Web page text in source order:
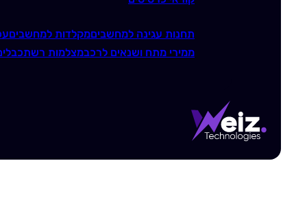
תחנות עגינה למחשביםמקלדות למחשבים
ממירי מתח ושנאים לרכבמצלמות רשת